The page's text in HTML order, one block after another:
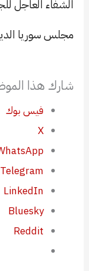
الشفاء العاجل
مجلس سوريا
شارك هذا
فيس بوك
X
Telegram
LinkedIn
Bluesky
Reddit